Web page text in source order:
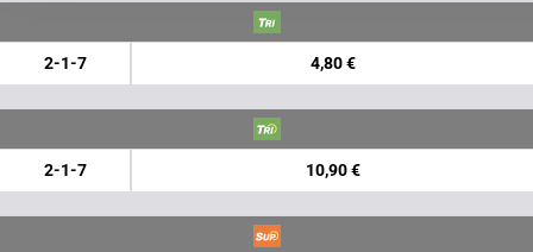
2-1-7 4,80 €
2-1-7 10,90 €